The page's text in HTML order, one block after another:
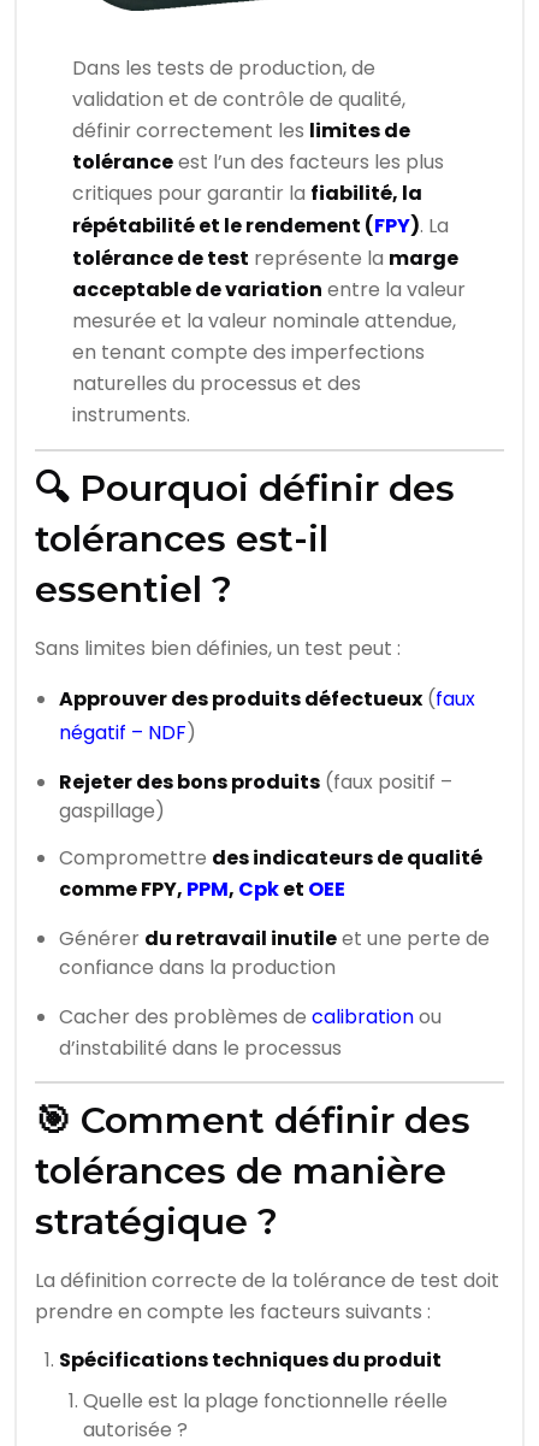
Dans les tests de production, de
validation et de contrôle de qualité,
définir correctement les limites de
toléranceest l’un des facteurs les plus
critiques pour garantir la fiabilité, la
répétabilité et le rendement (FPY). La
tolérance de test représente la marge
acceptable de variation entre la valeur
mesurée et la valeur nominale attendue,
en tenant compte des imperfections
naturelles du processus et des
instruments.
🔍 Pourquoi définir des
tolérances est-il
essentiel ?
Sans limites bien définies, un test peut :
Approuver des produits défectueux (faux
négatif – NDF)
Rejeter des bons produits (faux positif –
gaspillage)
Compromettre des indicateurs de qualité
comme FPY, PPM, Cpket OEE
Générer du retravail inutileet une perte de
confiance dans la production
Cacher des problèmes de calibrationou
d’instabilité dans le processus
🎯 Comment définir des
tolérances de manière
stratégique ?
La définition correcte de la tolérance de test doit
prendre en compte les facteurs suivants :
Spécifications techniques du produit
Quelle est la plage fonctionnelle réelle
autorisée ?